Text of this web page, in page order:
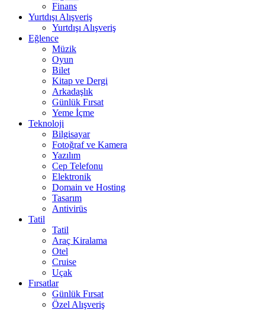
Finans
Yurtdışı Alışveriş
Yurtdışı Alışveriş
Eğlence
Müzik
Oyun
Bilet
Kitap ve Dergi
Arkadaşlık
Günlük Fırsat
Yeme İçme
Teknoloji
Bilgisayar
Fotoğraf ve Kamera
Yazılım
Cep Telefonu
Elektronik
Domain ve Hosting
Tasarım
Antivirüs
Tatil
Tatil
Araç Kiralama
Otel
Cruise
Uçak
Fırsatlar
Günlük Fırsat
Özel Alışveriş